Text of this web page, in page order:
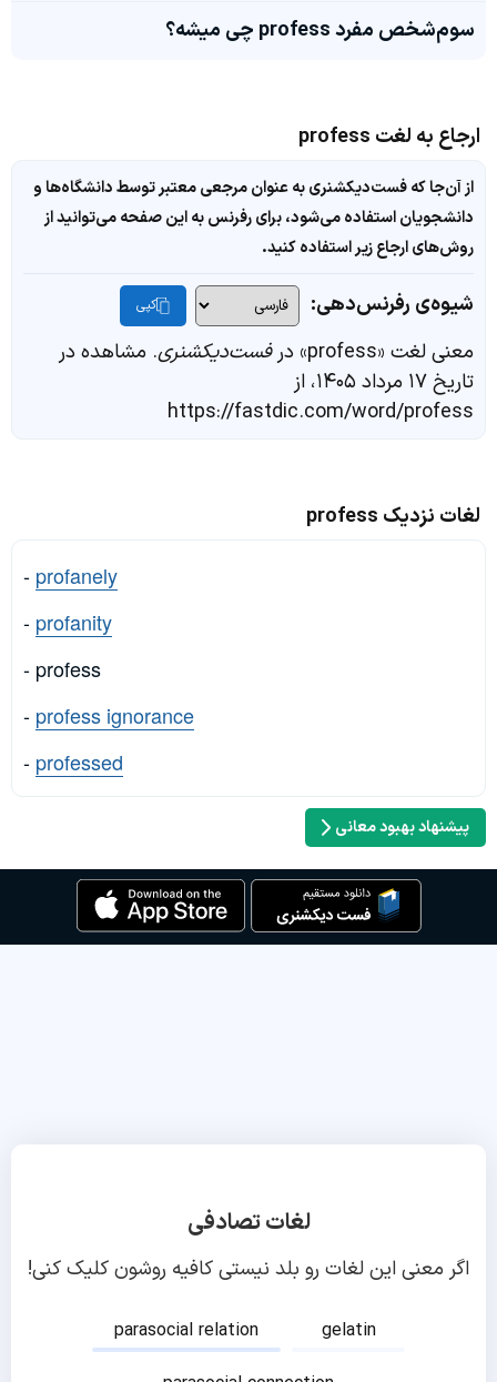
سوم‌شخص مفرد profess چی میشه؟
ارجاع به لغت profess
از آن‌جا که فست‌دیکشنری به عنوان مرجعی معتبر توسط دانشگاه‌ها و
دانشجویان استفاده می‌شود، برای رفرنس به این صفحه می‌توانید از
روش‌های ارجاع زیر استفاده کنید.
شیوه‌ی رفرنس‌دهی: کپی
معنی لغت «profess» در فست‌دیکشنری. مشاهده در
تاریخ ۱۷ مرداد ۱۴۰۵، از
https://fastdic.com/word/profess
لغات نزدیک profess
- profanely
- profanity
- profess
- profess ignorance
- professed
پیشنهاد بهبود معانی
لغات تصادفی
اگر معنی این لغات رو بلد نیستی کافیه روشون کلیک کنی!
parasocial relation
gelatin